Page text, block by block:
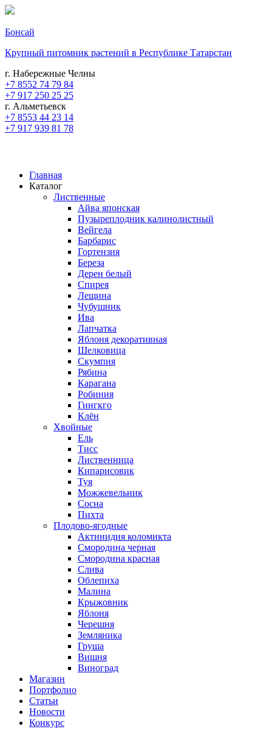
Бонсай
Крупный питомник растений в Республике Татарстан
г. Набережные Челны
+7 8552 74 79 84
+7 917 250 25 25
г. Альметьевск
+7 8553 44 23 14
+7 917 939 81 78
Главная
Каталог
Лиственные
Айва японская
Пузыреплодник калинолистный
Вейгела
Барбарис
Гортензия
Береза
Дерен белый
Спирея
Лещина
Чубушник
Ива
Лапчатка
Яблоня декоративная
Шелковица
Скумпия
Рябина
Карагана
Робиния
Гингкго
Клён
Хвойные
Ель
Тисс
Лиственница
Кипарисовик
Туя
Можжевельник
Сосна
Пихта
Плодово-ягодные
Актинидия коломикта
Смородина черная
Смородина красная
Слива
Облепиха
Малина
Крыжовник
Яблоня
Черешня
Земляника
Груша
Вишня
Виноград
Магазин
Портфолио
Статьи
Новости
Конкурс